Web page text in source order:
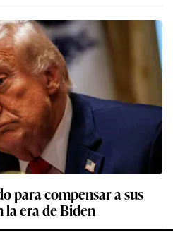
para compensar a sus
la era de Biden